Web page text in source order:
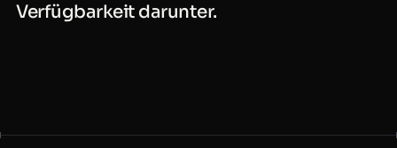
Verfügbarkeit darunter.